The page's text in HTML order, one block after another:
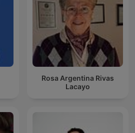
Rosa Argentina Rivas
Lacayo